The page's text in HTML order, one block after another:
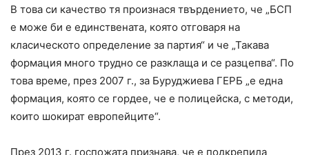
В това си качество тя произнася твърдението, че „БСП
е може би е единствената, която отговаря на
класическото определение за партия“ и че „Такава
формация много трудно се разклаща и се разцепва“. По
това време, през 2007 г., за Буруджиева ГЕРБ „е една
формация, която се гордее, че е полицейска, с методи,
които шокират европейците“.
През 2013 г. госпожата признава, че е подкрепила